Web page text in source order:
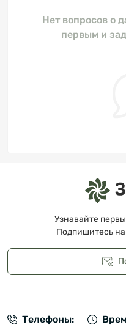
Нет вопросов о
первым и
Узнавайте
Подпишитесь
Телефоны: